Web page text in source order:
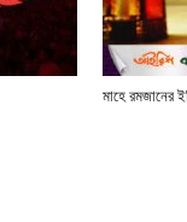
মাহে রমজানের